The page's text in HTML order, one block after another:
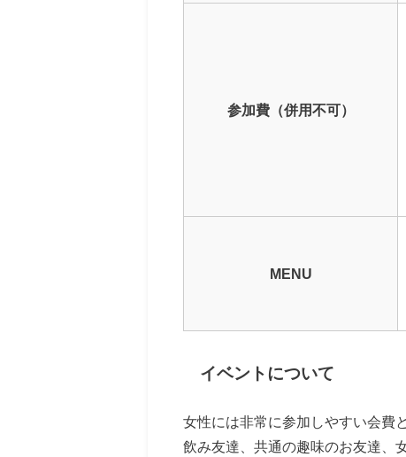
参加費（併用不可）
MENU
イベントについて
女性には非常に参加しやすい会費
飲み友達、共通の趣味のお友達、